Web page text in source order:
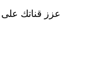
عزز قناتك